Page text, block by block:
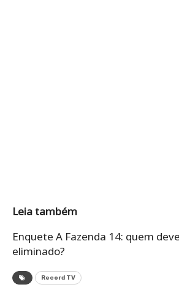
Leia também
Enquete A Fazenda 14: quem
eliminado?
Record TV